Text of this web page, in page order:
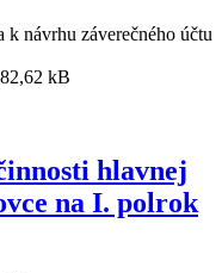
návrhu záverečného účtu
kB
hlavnej
na I. polrok